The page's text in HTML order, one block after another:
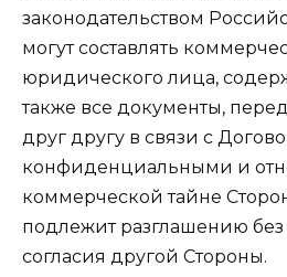
законодательством
могут составлять
юридического лица,
также все документы,
друг другу в связи с
конфиденциальными и
коммерческой тайне
подлежит разглашению
согласия другой Стороны.